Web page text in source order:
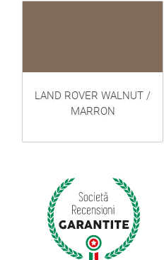
LAND ROVER WALNUT /
MARRON